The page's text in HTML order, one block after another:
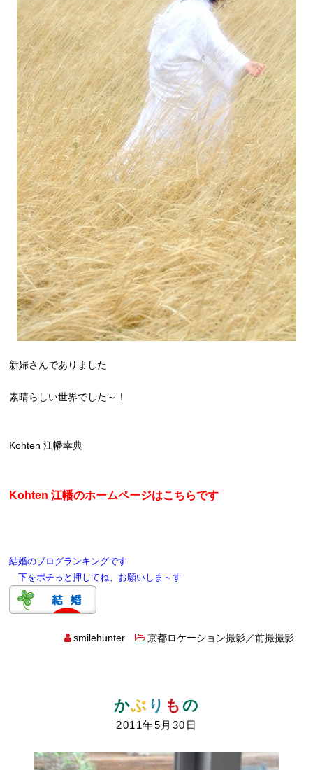
新婦さんでありました
素晴らしい世界でした～！
Kohten 江幡幸典
Kohten 江幡のホームページはこちらです
結婚のブログランキングです
下をポチっと押してね、お願いしま～す
smilehunter 京都ロケーション撮影／前撮撮影
かぶ り も の
2011年5月30日